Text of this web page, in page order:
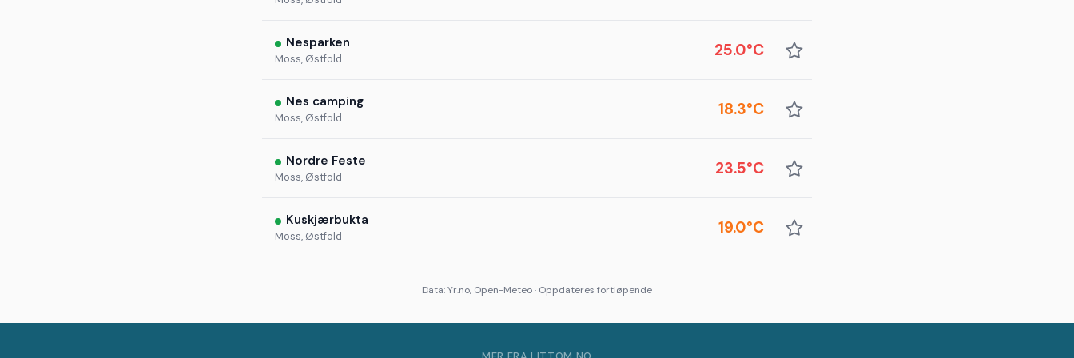
Nesparken
Moss, Østfold 25.0°C
Nes camping
Moss, Østfold 18.3°C
Nordre Feste
Moss, Østfold 23.5°C
Kuskjærbukta
Moss, Østfold 19.0°C
Data: Yr.no, Open-Meteo · Oppdateres fortløpende